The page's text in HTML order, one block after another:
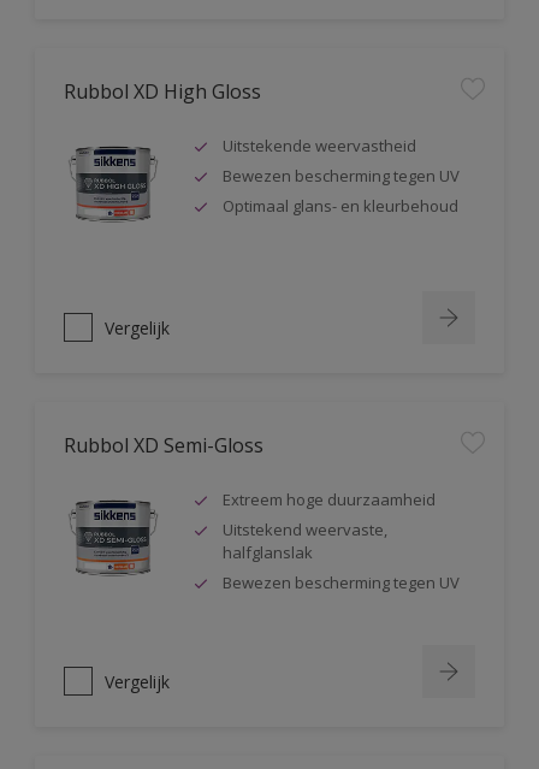
Rubbol XD High Gloss
Uitstekende weervastheid
Bewezen bescherming tegen UV
Optimaal glans- en kleurbehoud
Vergelijk
Rubbol XD Semi-Gloss
Extreem hoge duurzaamheid
Uitstekend weervaste,
halfglanslak
Bewezen bescherming tegen UV
Vergelijk